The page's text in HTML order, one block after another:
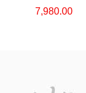
7,980.00